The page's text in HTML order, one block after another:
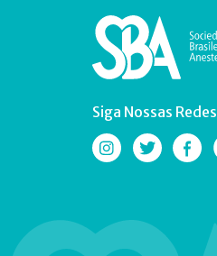
Siga Nossas Redes